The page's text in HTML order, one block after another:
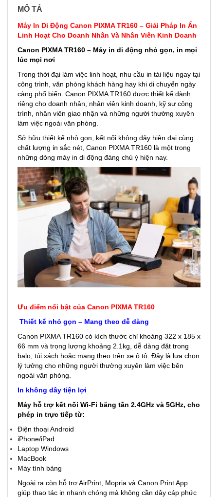
MÔ TẢ
Máy In Di Động Canon PIXMA TR160 – Giải Pháp In Ấn
Linh Hoạt Cho Doanh Nhân Và Nhân Viên Kinh Doanh
Canon PIXMA TR160 – Máy in di động nhỏ gọn, in mọi
lúc mọi nơi
Trong thời đại làm việc linh hoạt, nhu cầu in tài liệu ngay tại
công trình, văn phòng khách hàng hay khi di chuyển ngày
càng phổ biến. Canon PIXMA TR160 được thiết kế dành
riêng cho doanh nhân, nhân viên kinh doanh, kỹ sư công
trình, nhân viên giao nhận và những người thường xuyên
làm việc ngoài văn phòng.
Sở hữu thiết kế nhỏ gọn, kết nối không dây hiện đại cùng
chất lượng in sắc nét, Canon PIXMA TR160 là một trong
những dòng máy in di động đáng chú ý hiện nay.
Ưu điểm nổi bật của Canon PIXMA TR160
Thiết kế nhỏ gọn – Mang theo dễ dàng
Canon PIXMA TR160 có kích thước chỉ khoảng 322 x 185 x
66 mm và trọng lượng khoảng 2.1kg, dễ dàng đặt trong
balo, túi xách hoặc mang theo trên xe ô tô. Đây là lựa chọn
lý tưởng cho những người thường xuyên làm việc bên
ngoài văn phòng.
In không dây tiện lợi
Máy hỗ trợ kết nối Wi-Fi băng tần 2.4GHz và 5GHz, cho
phép in trực tiếp từ:
Điện thoại Android
iPhone/iPad
Laptop Windows
MacBook
Máy tính bảng
Ngoài ra còn hỗ trợ AirPrint, Mopria và Canon Print App
giúp thao tác in nhanh chóng mà không cần dây cáp phức